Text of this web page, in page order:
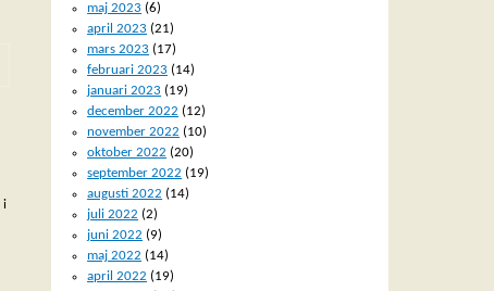
i
maj 2023 (6)
april 2023 (21)
mars 2023 (17)
februari 2023 (14)
januari 2023 (19)
december 2022 (12)
november 2022 (10)
oktober 2022 (20)
september 2022 (19)
augusti 2022 (14)
juli 2022 (2)
juni 2022 (9)
maj 2022 (14)
april 2022 (19)